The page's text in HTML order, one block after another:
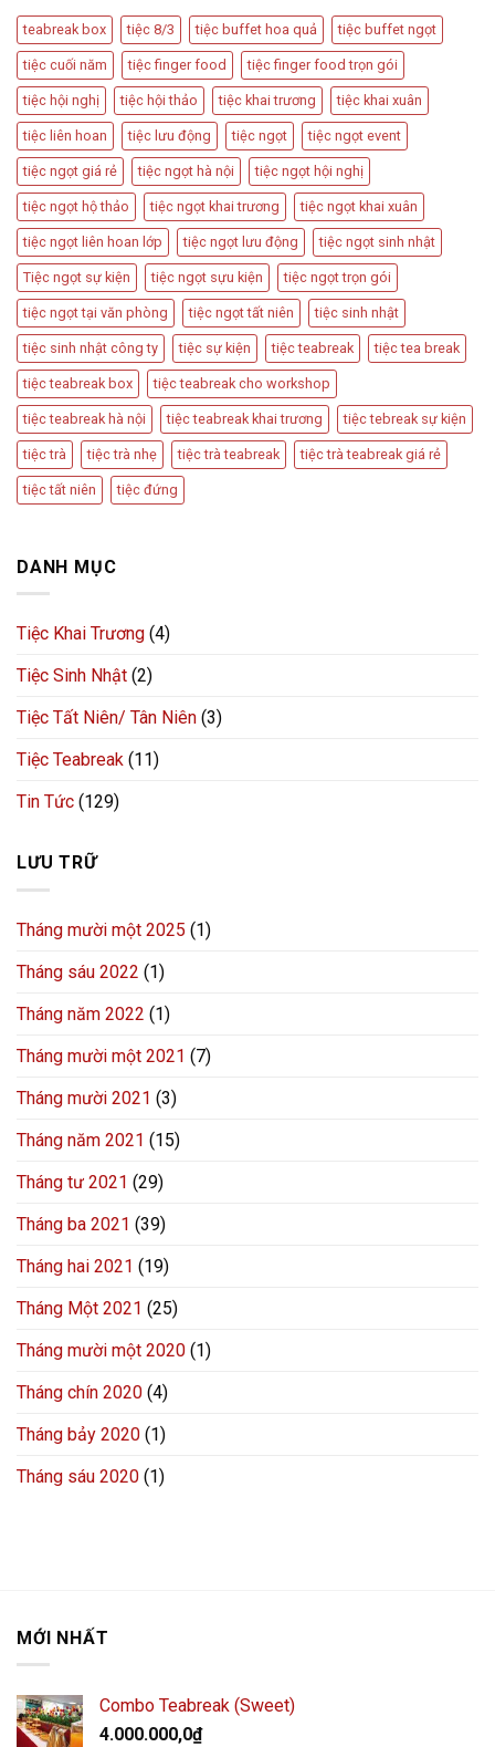
Kế
Bàn
Tiệc
Hấp
Dẫn
Dùng
Trong
Các
Sự
Kiện
Quan
Trọng
teabreak box tiệc 8/3 tiệc buffet hoa quả tiệc buffet ngọt
tiệc cuối năm tiệc finger food tiệc finger food trọn gói
tiệc hội nghị tiệc hội thảo tiệc khai trương tiệc khai xuân
tiệc liên hoan tiệc lưu động tiệc ngọt tiệc ngọt event
tiệc ngọt giá rẻ tiệc ngọt hà nội tiệc ngọt hội nghị
tiệc ngọt hộ thảo tiệc ngọt khai trương tiệc ngọt khai xuân
tiệc ngọt liên hoan lớp tiệc ngọt lưu động tiệc ngọt sinh nhật
Tiệc ngọt sự kiện tiệc ngọt sựu kiện tiệc ngọt trọn gói
tiệc ngọt tại văn phòng tiệc ngọt tất niên tiệc sinh nhật
tiệc sinh nhật công ty tiệc sự kiện tiệc teabreak tiệc tea break
tiệc teabreak box tiệc teabreak cho workshop
tiệc teabreak hà nội tiệc teabreak khai trương tiệc tebreak sự kiện
tiệc trà tiệc trà nhẹ tiệc trà teabreak tiệc trà teabreak giá rẻ
tiệc tất niên tiệc đứng
DANH MỤC
Tiệc Khai Trương (4)
Tiệc Sinh Nhật (2)
Tiệc Tất Niên/ Tân Niên (3)
Tiệc Teabreak (11)
Tin Tức (129)
LƯU TRỮ
Tháng mười một 2025 (1)
Tháng sáu 2022 (1)
Tháng năm 2022 (1)
Tháng mười một 2021 (7)
Tháng mười 2021 (3)
Tháng năm 2021 (15)
Tháng tư 2021 (29)
Tháng ba 2021 (39)
Tháng hai 2021 (19)
Tháng Một 2021 (25)
Tháng mười một 2020 (1)
Tháng chín 2020 (4)
Tháng bảy 2020 (1)
Tháng sáu 2020 (1)
MỚI NHẤT
Combo Teabreak (Sweet)
4.000.000,0₫